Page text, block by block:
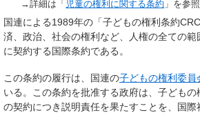
→詳細は「 児童の権利に関する条約 」を参照
国連による1989年の「子どもの権利条約
済、政治、社会の権利など、人権の全ての
に契約する国際条約である。
この条約の履行は、国連の子どもの権利委員
いる。この条約を批准する政府は、子どもの
の契約につき説明責任を果たすことを、国